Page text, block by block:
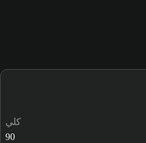
كلي
90